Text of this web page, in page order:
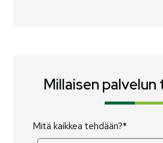
Millaisen
Mitä kaikkea tehdään?*